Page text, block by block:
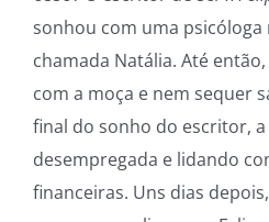
sonhou com uma
chamada Natália. Até
com a moça e nem sequer
final do sonho do escritor,
desempregada e lidando
financeiras. Uns dias